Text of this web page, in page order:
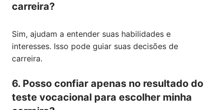
carreira?
Sim, ajudam a entender suas habilidades e
interesses. Isso pode guiar suas decisões de
carreira.
6. Posso confiar apenas no resultado do
teste vocacional para escolher minha